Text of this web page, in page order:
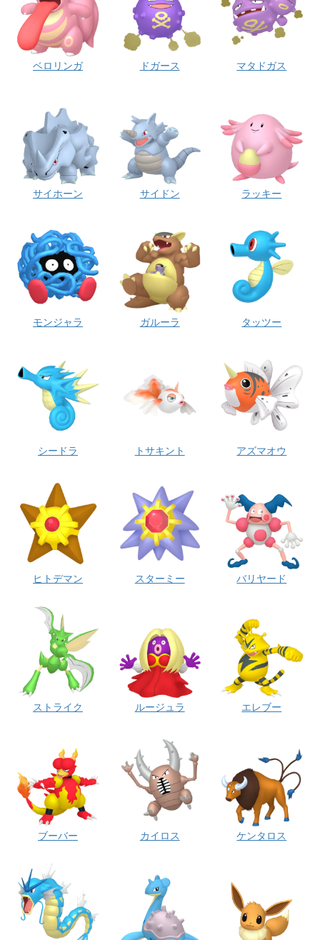
ベロリンガ ドガース マタドガス
サイホーン サイドン ラッキー
モンジャラ ガルーラ タッツー
シードラ トサキント アズマオウ
ヒトデマン スターミー バリヤード
ストライク ルージュラ エレブー
ブーバー カイロス ケンタロス